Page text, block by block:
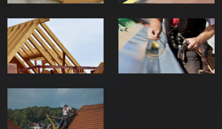
Traitement de
charpente 39
Jura
Travaux de
zinguerie 39
Jura
Urgence fuite
de toiture 39
Jura